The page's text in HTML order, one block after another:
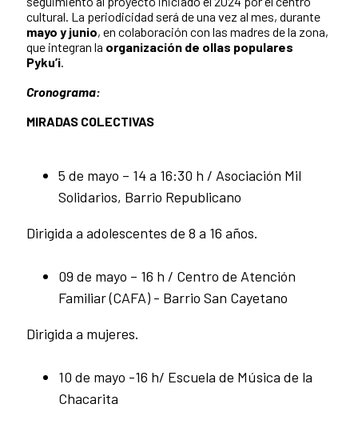
cultural. La periodicidad será de una vez al mes, durante
mayo y junio, en colaboración con las madres de la zona,
que integran la organización de ollas populares
Pyku’i.
Cronograma:
MIRADAS COLECTIVAS
5 de mayo – 14 a 16:30 h / Asociación Mil
Solidarios, Barrio Republicano
Dirigida a adolescentes de 8 a 16 años.
09 de mayo – 16 h / Centro de Atención
Familiar (CAFA) - Barrio San Cayetano
Dirigida a mujeres.
10 de mayo -16 h/ Escuela de Música de la
Chacarita